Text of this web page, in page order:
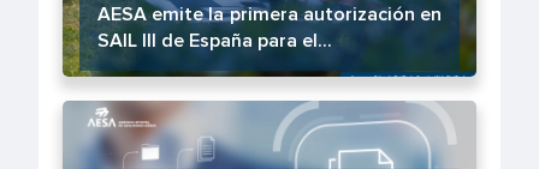
AESA emite la primera autorización en
SAIL III de España para el...